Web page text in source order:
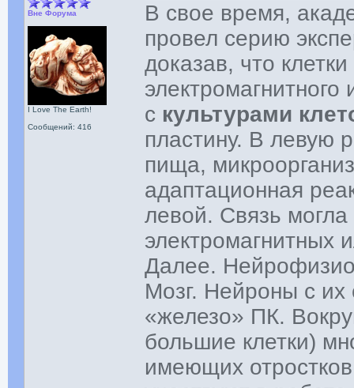
Вне Форума
I Love The Earth!
Сообщений: 416
В свое время,
провел серию
доказав, что
с культурами
пластину. В левую
пища,
адаптационная
левой. Связь
электромагнитных
Далее.
Мозг. Нейроны с их
«железо» ПК.
большие клетки)
имеющих